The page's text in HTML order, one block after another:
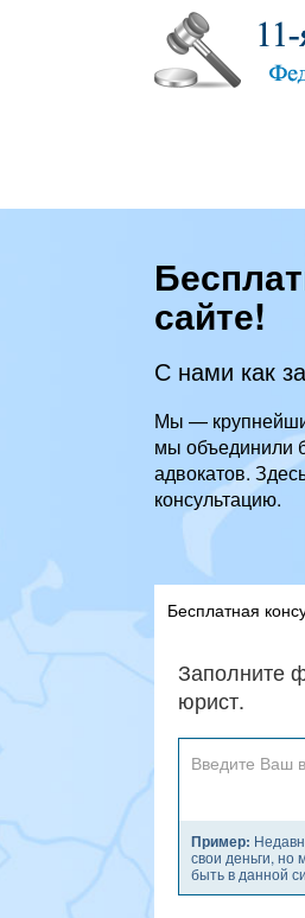
сайте!
С нами как
Мы —
мы объединили
адвокатов.
консультацию.
Бесплатная
Заполните
юрист.
Пример:
свои деньги, но
быть в данной